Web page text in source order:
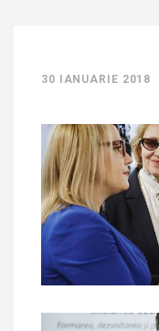
30 IANUARIE 2018